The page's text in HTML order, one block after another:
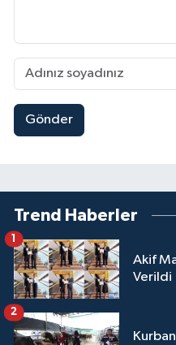
Gönder
Trend Haberler
Akif
Verildi
1
2